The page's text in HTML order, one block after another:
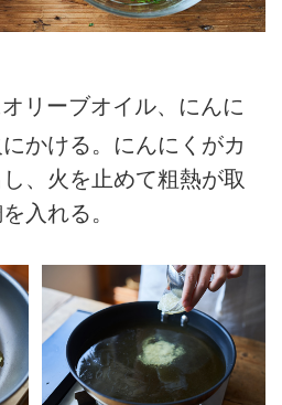
リーブオイル、にんに
かける。にんにくがカ
、火を止めて粗熱が取
入れる。